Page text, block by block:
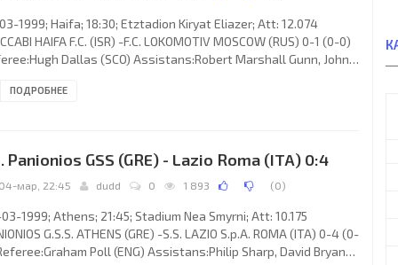
1999; Haifa; 18:30; Etztadion Kiryat Eliazer; Att: 12.074
HAIFA F.C. (ISR) -F.C. LOKOMOTIV MOSCOW (RUS) 0-1 (0-0)
Dallas (SCO) Assistans:Robert Marshall Gunn, John
Daniel Braylovski): Nir Davidovich, Avishay Zano, Alon
ПОДРОБНЕЕ
Panionios GSS (GRE) - Lazio Roma (ITA) 0:4
04-мар, 22:45 dudd 0 1 893 (0)
1999; Athens; 21:45; Stadium Nea Smyrni; Att: 10.175
G.S.S. ATHENS (GRE) -S.S. LAZIO S.p.A. ROMA (ITA) 0-4 (0-
Poll (ENG) Assistans:Philip Sharp, David Bryan